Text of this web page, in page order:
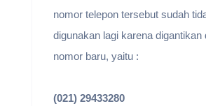
nomor telepon tersebut sudah
digunakan lagi karena digantikan
nomor baru, yaitu :
(021) 29433280